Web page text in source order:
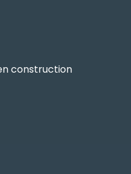
construction